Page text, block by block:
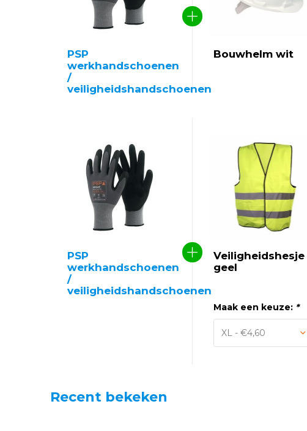
PSP
werkhandschoenen
/
veiligheidshandschoenen
Bouwhelm wit
PSP
werkhandschoenen
/
veiligheidshandschoenen
Veiligheidshesje
geel
Maak een keuze: *
Recent bekeken